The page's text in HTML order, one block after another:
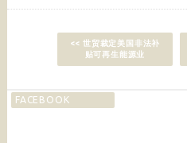
<< 世贸裁定美国非法补
贴可再生能源业
FACEBOOK